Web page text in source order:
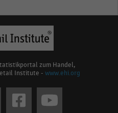
zum Handel,
Institute - www.ehi.org